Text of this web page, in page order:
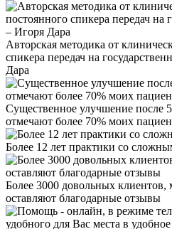
Авторская методика от
спикера передач на
Дара
Существенное улучшение после
отмечают более 70% моих
Более 12 лет практики со
Более 3000 довольных клиентов,
оставляют благодарные отзывы